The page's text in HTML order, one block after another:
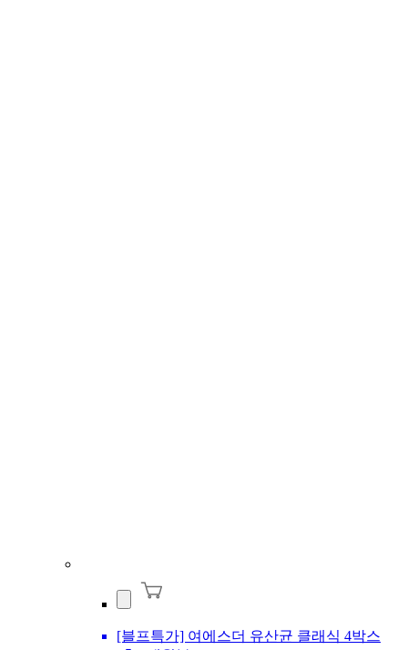
[블프특가] 여에스더 유산균 클래식 4박스